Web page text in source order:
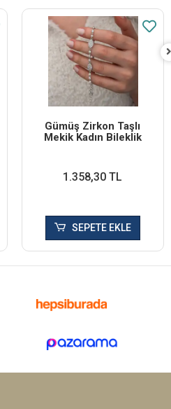
Gümüş Zirkon Taşlı
Mekik Kadın Bileklik
1.358,30 TL
SEPETE EKLE